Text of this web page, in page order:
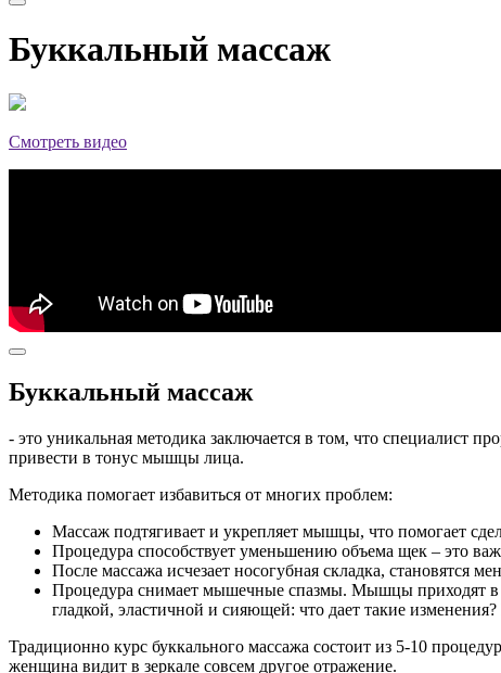
Буккальный массаж
Смотреть видео
Буккальный массаж
- это уникальная методика заключается в том, что специалист
привести в тонус мышцы лица.
Методика помогает избавиться от многих проблем:
Массаж подтягивает и укрепляет мышцы, что помогает
Процедура способствует уменьшению объема щек – это
После массажа исчезает носогубная складка, становятся
Процедура снимает мышечные спазмы. Мышцы приходят в
гладкой, эластичной и сияющей: что дает такие
Традиционно курс буккального массажа состоит из 5-10
женщина видит в зеркале совсем другое отражение.